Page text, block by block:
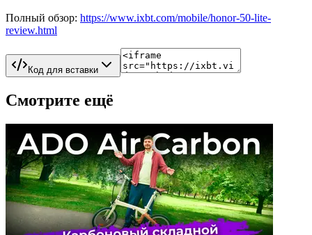
Полный обзор: https://www.ixbt.com/mobile/honor-50-lite-
review.html
Код для вставки
Смотрите ещё